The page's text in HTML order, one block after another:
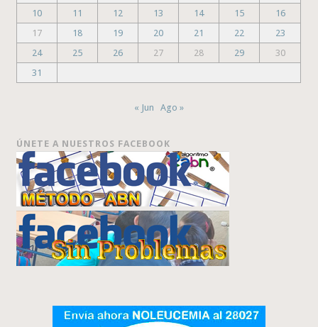
10
11 12 13 14 15
16
17
18 19 20 21 22
23
24
25 26 27 28 29
30
31
« Jun Ago »
ÚNETE A NUESTROS FACEBOOK